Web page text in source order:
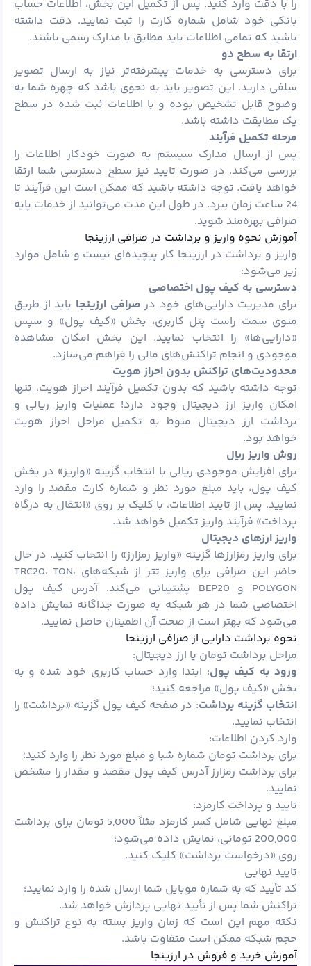
را با دقت وارد کنید. پس از تکمیل این بخش، اطلاعات حساب
بانکی خود شامل شماره کارت را ثبت نمایید. دقت داشته
باشید که تمامی اطلاعات باید مطابق با مدارک رسمی باشند.
ارتقا به سطح دو
برای دسترسی به خدمات پیشرفته‌تر نیاز به ارسال تصویر
سلفی دارید. این تصویر باید به نحوی باشد که چهره شما به
وضوح قابل تشخیص بوده و با اطلاعات ثبت‌ شده در سطح
یک مطابقت داشته باشد.
مرحله تکمیل فرآیند
پس از ارسال مدارک سیستم به صورت خودکار اطلاعات را
بررسی می‌کند. در صورت تایید نیز سطح دسترسی شما ارتقا
خواهد یافت. توجه داشته باشید که ممکن است این فرآیند تا
24 ساعت زمان ببرد. در طول این مدت می‌توانید از خدمات پایه
صرافی بهره‌مند شوید.
آموزش نحوه واریز و برداشت در صرافی ارزینجا
واریز و برداشت در ارزینجا کار پیچیده‌ای نیست و شامل موارد
زیر می‌شود:
دسترسی به کیف پول اختصاصی
برای مدیریت دارایی‌های خود در صرافی ارزینجا باید از طریق
منوی سمت راست پنل کاربری، بخش «کیف پول» و سپس
«دارایی‌ها» را انتخاب نمایید. این بخش امکان مشاهده
موجودی و انجام تراکنش‌های مالی را فراهم می‌سازد.
محدودیت‌های تراکنش بدون احراز هویت
توجه داشته باشید که بدون تکمیل فرآیند احراز هویت، تنها
امکان واریز ارز دیجیتال وجود دارد! عملیات واریز ریالی و
برداشت ارز دیجیتال منوط به تکمیل مراحل احراز هویت
خواهد بود.
روش واریز ریال
برای افزایش موجودی ریالی با انتخاب گزینه «واریز» در بخش
کیف پول، باید مبلغ مورد نظر و شماره کارت مقصد را وارد
نمایید. پس از تایید اطلاعات، با کلیک بر روی «انتقال به درگاه
پرداخت» فرآیند واریز تکمیل خواهد شد.
واریز ارزهای دیجیتال
برای واریز رمزارزها گزینه «واریز رمزارز» را انتخاب کنید. در حال
حاضر این صرافی برای واریز تتر از شبکه‌های TRC20، TON،
POLYGON و BEP20 پشتیبانی می‌کند. آدرس کیف پول
اختصاصی شما در هر شبکه به صورت جداگانه نمایش داده
می‌شود که بهتر است از صحت آن اطمینان حاصل نمایید.
نحوه برداشت دارایی از صرافی ارزینجا
مراحل برداشت تومان یا ارز دیجیتال:
ورود به کیف پول: ابتدا وارد حساب کاربری خود شده و به
بخش «کیف پول» مراجعه کنید؛
انتخاب گزینه برداشت: در صفحه کیف پول گزینه «برداشت» را
انتخاب نمایید.
وارد کردن اطلاعات:
برای برداشت تومان شماره شبا و مبلغ مورد نظر را وارد کنید؛
برای برداشت رمزارز آدرس کیف پول مقصد و مقدار را مشخص
نمایید.
تایید و پرداخت کارمزد:
مبلغ نهایی شامل کسر کارمزد مثلاً 5,000 تومان برای برداشت
200,000 تومانی، نمایش داده می‌شود؛
روی «درخواست برداشت» کلیک کنید.
تایید نهایی
کد تأیید که به شماره موبایل شما ارسال شده را وارد نمایید؛
تراکنش شما پس از تأیید نهایی پردازش خواهد شد.
نکته مهم این است که زمان واریز بسته به نوع تراکنش و
حجم شبکه ممکن است متفاوت باشد.
آموزش خرید و فروش در ارزینجا